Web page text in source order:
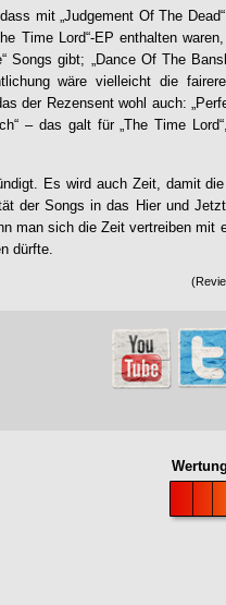
mit „Judgement Of The Dead
Time Lord“-EP enthalten
Songs gibt; „Dance Of The
wäre vielleicht die
der Rezensent wohl auch:
– das galt für „The Time
Es wird auch Zeit, damit
der Songs in das Hier und
man sich die Zeit vertreiben mit
dürfte.